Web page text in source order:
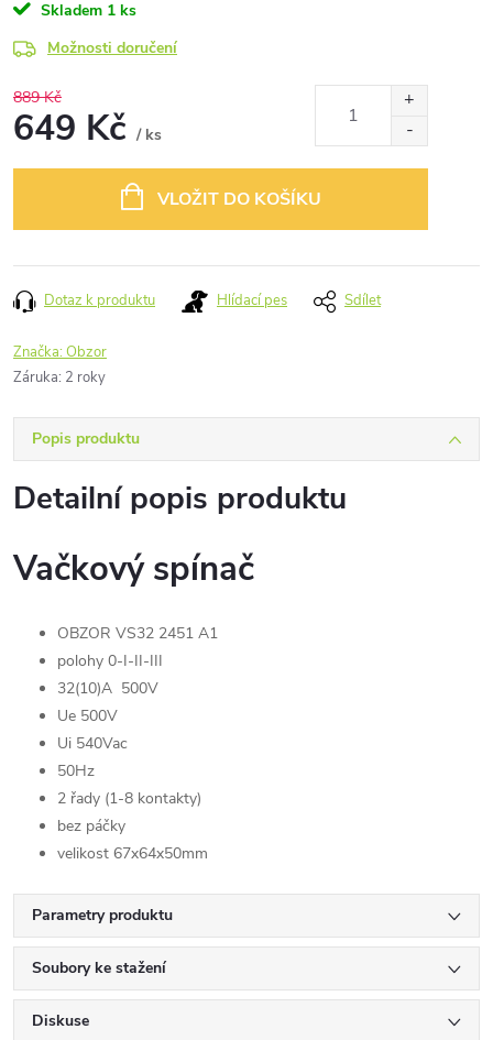
Skladem 1 ks
Možnosti doručení
889 Kč
649 Kč / ks
VLOŽIT DO KOŠÍKU
Dotaz k produktu Hlídací pes Sdílet
Značka:Obzor
Záruka: 2 roky
Popis produktu
Detailní popis produktu
Vačkový spínač
OBZOR VS32 2451 A1
polohy 0-I-II-III
32(10)A 500V
Ue 500V
Ui 540Vac
50Hz
2 řady (1-8 kontakty)
bez páčky
velikost 67x64x50mm
Parametry produktu
Soubory ke stažení
Diskuse